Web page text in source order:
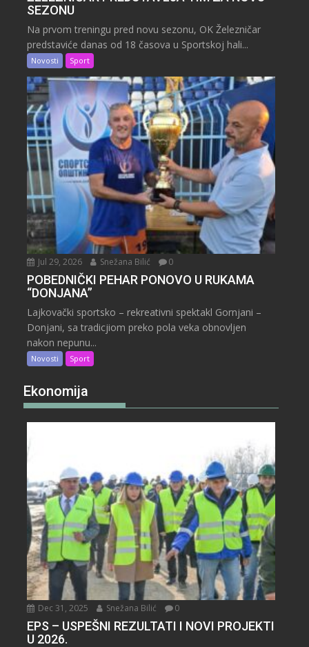
SEZONU
Na prvom treningu pred novu sezonu, OK Železničar
predstaviće danas od 18 časova u Sportskoj hali...
Novosti Sport
Jul 29, 2026 Snežana Bilić 0
POBEDNIČKI PEHAR PONOVO U RUKAMA
“DONJANA”
Lajkovački sportsko – rekreativni spektakl Gornjani –
Donjani, sa tradicjiom preko pola veka obnovljen
nakon nepunu...
Novosti Sport
Ekonomija
Dec 31, 2025 Snežana Bilić 0
EPS – USPEŠNI REZULTATI I NOVI PROJEKTI
U 2026.